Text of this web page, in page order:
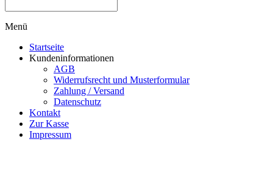
Menü
Startseite
Kundeninformationen
AGB
Widerrufsrecht und Musterformular
Zahlung / Versand
Datenschutz
Kontakt
Zur Kasse
Impressum